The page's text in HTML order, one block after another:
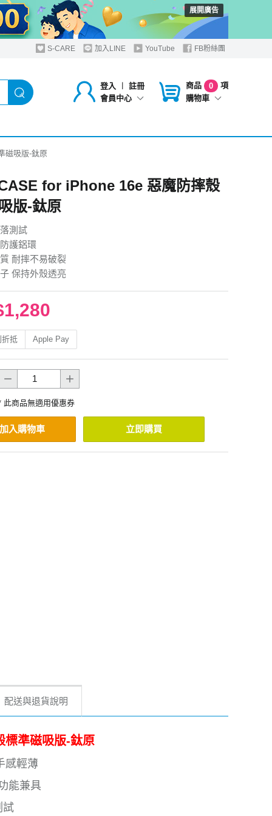
展開廣告
S-CARE 加入LINE YouTube FB粉絲團
登入 ︱
註冊
會員中心
商品 0
項
購物車
磁吸版-鈦原
for iPhone 16e 惡魔防摔殼
版-鈦原
測試
護鋁環
耐摔不易破裂
保持外殼透亮
抵 Apple Pay
此商品無適用優惠券
加入購物車 立即購買
配送與退貨說明
準磁吸版-鈦原
感輕薄
能兼具
試